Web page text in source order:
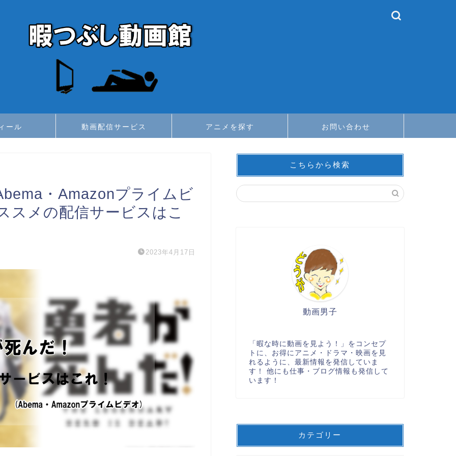
ール 動画配信サービス アニメを探す お問い合わせ
・Amazonプライムビ
スメの配信サービスはこ
2023年4月17日
こちらから検索
動画男子
「暇な時に動画を見よう！」をコンセプ
トに、お得にアニメ・ドラマ・映画を見
れるように、最新情報を発信していま
す！ 他にも仕事・ブログ情報も発信して
います！
カテゴリー